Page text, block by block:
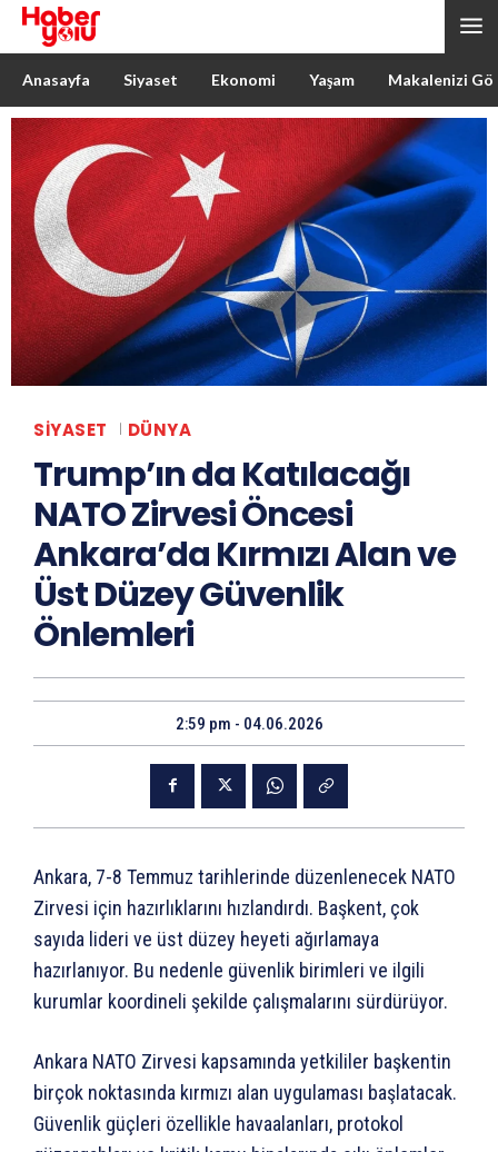
Anasayfa Siyaset Ekonomi Yaşam Makalenizi
SIYASET DÜNYA
Trump’ın da Katılacağı
NATO Zirvesi Öncesi
Ankara’da Kırmızı Alan ve
Üst Düzey Güvenlik
Önlemleri
2:59 pm - 04.06.2026
Ankara, 7-8 Temmuz tarihlerinde düzenlenecek NATO
Zirvesi için hazırlıklarını hızlandırdı. Başkent, çok
sayıda lideri ve üst düzey heyeti ağırlamaya
hazırlanıyor. Bu nedenle güvenlik birimleri ve ilgili
kurumlar koordineli şekilde çalışmalarını sürdürüyor.
Ankara NATO Zirvesi kapsamında yetkililer başkentin
birçok noktasında kırmızı alan uygulaması başlatacak.
Güvenlik güçleri özellikle havaalanları, protokol